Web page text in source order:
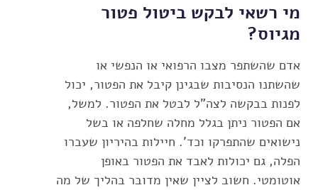
מי רשאי לבקש ביטול פטור
מגיוס?
אדם שהשתפר מצבו הרפואי או הנפשי או
שהשתנו הנסיבות שבגינן קיבל את הפטור, יכול
לפנות בבקשה לצה"ל לבטל את הפטור. למשל,
אם הפטור ניתן בגלל מחלה שחלפה או בשל
נישואים שהתפרקו וכד'. חיילות בהיריון שעברו
הפלה, גם יכולות לאבד את הפטור באופן
אוטומטי. חשוב לציין שאין מדובר בהליך של מה